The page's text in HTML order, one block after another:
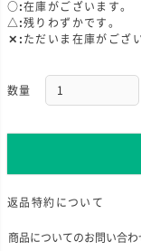
○ 在庫がございます。
△ 残りわずかです。
✕
ただいま在庫がござ
返品特約について
商品についてのお問い合わ